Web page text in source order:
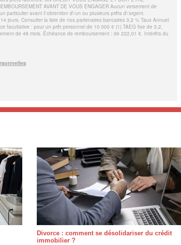
Divorce : comment se désolidariser du crédit
immobilier ?